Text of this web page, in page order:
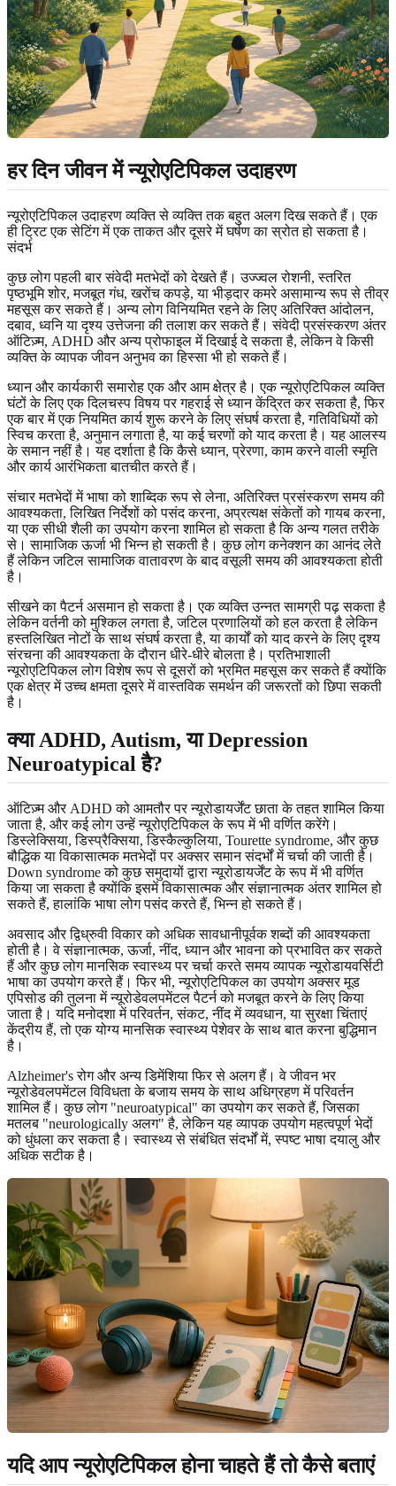
हर दिन जीवन में न्यूरोएटिपिकल उदाहरण
न्यूरोएटिपिकल उदाहरण व्यक्ति से व्यक्ति तक बहुत अलग दिख सकते हैं। एक
ही ट्रिट एक सेटिंग में एक ताकत और दूसरे में घर्षण का स्रोत हो सकता है।
संदर्भ
कुछ लोग पहली बार संवेदी मतभेदों को देखते हैं। उज्ज्वल रोशनी, स्तरित
पृष्ठभूमि शोर, मजबूत गंध, खरोंच कपड़े, या भीड़दार कमरे असामान्य रूप से तीव्र
महसूस कर सकते हैं। अन्य लोग विनियमित रहने के लिए अतिरिक्त आंदोलन,
दबाव, ध्वनि या दृश्य उत्तेजना की तलाश कर सकते हैं। संवेदी प्रसंस्करण अंतर
ऑटिज़्म, ADHD और अन्य प्रोफाइल में दिखाई दे सकता है, लेकिन वे किसी
व्यक्ति के व्यापक जीवन अनुभव का हिस्सा भी हो सकते हैं।
ध्यान और कार्यकारी समारोह एक और आम क्षेत्र है। एक न्यूरोएटिपिकल व्यक्ति
घंटों के लिए एक दिलचस्प विषय पर गहराई से ध्यान केंद्रित कर सकता है, फिर
एक बार में एक नियमित कार्य शुरू करने के लिए संघर्ष करता है, गतिविधियों को
स्विच करता है, अनुमान लगाता है, या कई चरणों को याद करता है। यह आलस्य
के समान नहीं है। यह दर्शाता है कि कैसे ध्यान, प्रेरणा, काम करने वाली स्मृति
और कार्य आरंभिकता बातचीत करते हैं।
संचार मतभेदों में भाषा को शाब्दिक रूप से लेना, अतिरिक्त प्रसंस्करण समय की
आवश्यकता, लिखित निर्देशों को पसंद करना, अप्रत्यक्ष संकेतों को गायब करना,
या एक सीधी शैली का उपयोग करना शामिल हो सकता है कि अन्य गलत तरीके
से। सामाजिक ऊर्जा भी भिन्न हो सकती है। कुछ लोग कनेक्शन का आनंद लेते
हैं लेकिन जटिल सामाजिक वातावरण के बाद वसूली समय की आवश्यकता होती
है।
सीखने का पैटर्न असमान हो सकता है। एक व्यक्ति उन्नत सामग्री पढ़ सकता है
लेकिन वर्तनी को मुश्किल लगता है, जटिल प्रणालियों को हल करता है लेकिन
हस्तलिखित नोटों के साथ संघर्ष करता है, या कार्यों को याद करने के लिए दृश्य
संरचना की आवश्यकता के दौरान धीरे-धीरे बोलता है। प्रतिभाशाली
न्यूरोएटिपिकल लोग विशेष रूप से दूसरों को भ्रमित महसूस कर सकते हैं क्योंकि
एक क्षेत्र में उच्च क्षमता दूसरे में वास्तविक समर्थन की जरूरतों को छिपा सकती
है।
क्या ADHD, Autism, या Depression
Neuroatypical है?
ऑटिज़्म और ADHD को आमतौर पर न्यूरोडायर्जेंट छाता के तहत शामिल किया
जाता है, और कई लोग उन्हें न्यूरोएटिपिकल के रूप में भी वर्णित करेंगे।
डिस्लेक्सिया, डिस्प्रैक्सिया, डिस्कैल्कुलिया, Tourette syndrome, और कुछ
बौद्धिक या विकासात्मक मतभेदों पर अक्सर समान संदर्भों में चर्चा की जाती है।
Down syndrome को कुछ समुदायों द्वारा न्यूरोडायर्जेंट के रूप में भी वर्णित
किया जा सकता है क्योंकि इसमें विकासात्मक और संज्ञानात्मक अंतर शामिल हो
सकते हैं, हालांकि भाषा लोग पसंद करते हैं, भिन्न हो सकते हैं।
अवसाद और द्विध्रुवी विकार को अधिक सावधानीपूर्वक शब्दों की आवश्यकता
होती है। वे संज्ञानात्मक, ऊर्जा, नींद, ध्यान और भावना को प्रभावित कर सकते
हैं और कुछ लोग मानसिक स्वास्थ्य पर चर्चा करते समय व्यापक न्यूरोडायवर्सिटी
भाषा का उपयोग करते हैं। फिर भी, न्यूरोएटिपिकल का उपयोग अक्सर मूड
एपिसोड की तुलना में न्यूरोडेवलपमेंटल पैटर्न को मजबूत करने के लिए किया
जाता है। यदि मनोदशा में परिवर्तन, संकट, नींद में व्यवधान, या सुरक्षा चिंताएं
केंद्रीय हैं, तो एक योग्य मानसिक स्वास्थ्य पेशेवर के साथ बात करना बुद्धिमान
है।
Alzheimer's रोग और अन्य डिमेंशिया फिर से अलग हैं। वे जीवन भर
न्यूरोडेवलपमेंटल विविधता के बजाय समय के साथ अधिग्रहण में परिवर्तन
शामिल हैं। कुछ लोग "neuroatypical" का उपयोग कर सकते हैं, जिसका
मतलब "neurologically अलग" है, लेकिन यह व्यापक उपयोग महत्वपूर्ण भेदों
को धुंधला कर सकता है। स्वास्थ्य से संबंधित संदर्भों में, स्पष्ट भाषा दयालु और
अधिक सटीक है।
यदि आप न्यूरोएटिपिकल होना चाहते हैं तो कैसे बताएं